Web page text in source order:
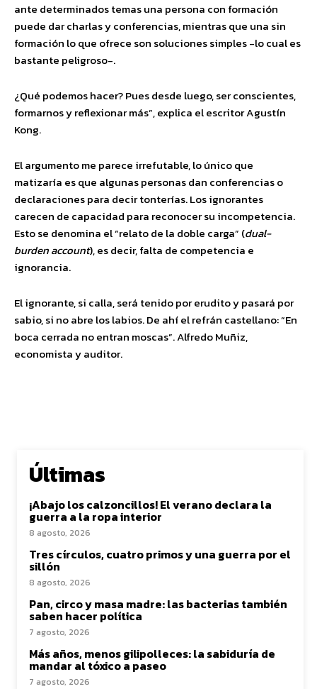
ante determinados temas una persona con formación
puede dar charlas y conferencias, mientras que una sin
formación lo que ofrece son soluciones simples -lo cual es
bastante peligroso-.
¿Qué podemos hacer? Pues desde luego, ser conscientes,
formarnos y reflexionar más”, explica el escritor Agustín
Kong.
El argumento me parece irrefutable, lo único que
matizaría es que algunas personas dan conferencias o
declaraciones para decir tonterías. Los ignorantes
carecen de capacidad para reconocer su incompetencia.
Esto se denomina el “relato de la doble carga” (dual-
burden account), es decir, falta de competencia e
ignorancia.
El ignorante, si calla, será tenido por erudito y pasará por
sabio, si no abre los labios. De ahí el refrán castellano: “En
boca cerrada no entran moscas”. Alfredo Muñiz,
economista y auditor.
Últimas
¡Abajo los calzoncillos! El verano declara la
guerra a la ropa interior
8 agosto, 2026
Tres círculos, cuatro primos y una guerra por el
sillón
8 agosto, 2026
Pan, circo y masa madre: las bacterias también
saben hacer política
7 agosto, 2026
Más años, menos gilipolleces: la sabiduría de
mandar al tóxico a paseo
7 agosto, 2026